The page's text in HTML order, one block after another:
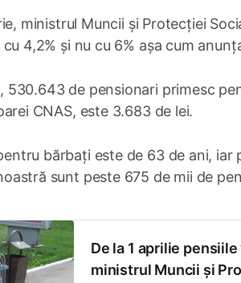
ministrul Muncii și Protecției
4,2% și nu cu 6% așa cum
530.643 de pensionari primesc
CNAS, este 3.683 de lei.
bărbați este de 63 de ani,
sunt peste 675 de mii de
De la 1 aprilie
ministrul Muncii și